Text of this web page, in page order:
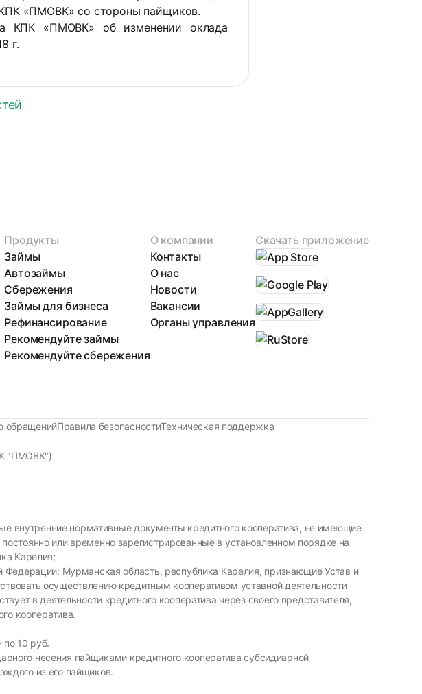
«ПМОВК» со стороны пайщиков.
КПК «ПМОВК» об изменении оклада
г.
Продукты
Займы
Автозаймы
Сбережения
Займы для бизнеса
Рефинансирование
Рекомендуйте займы
Рекомендуйте сбережения
О компании
Контакты
О нас
Новости
Вакансии
Органы управления
Скачать приложение
обращенийПравила безопасностиТехническая поддержка
"ПМОВК")
внутренние нормативные документы кредитного кооператива, не имеющие
или временно зарегистрированные в установленном порядке на
Карелия;
Мурманская область, республика Карелия, признающие Устав и
осуществлению кредитным кооперативом уставной деятельности
в деятельности кредитного кооператива через своего представителя,
кооператива.
по 10 руб.
несения пайщиками кредитного кооператива субсидиарной
из его пайщиков.